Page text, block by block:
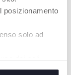
posizionamento
solo ad
servizio